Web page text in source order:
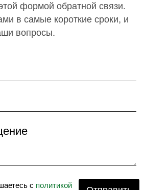
формой обратной связи.
в самые короткие сроки, и
вопросы.
с политикой